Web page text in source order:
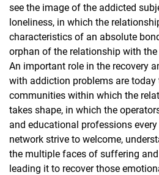
see the image of the addicted
loneliness, in which the
characteristics of an absolute
orphan of the relationship with the
An important role in the recovery
with addiction problems are today
communities within which the
takes shape, in which the
and educational professions
network strive to welcome,
the multiple faces of suffering
leading it to recover those